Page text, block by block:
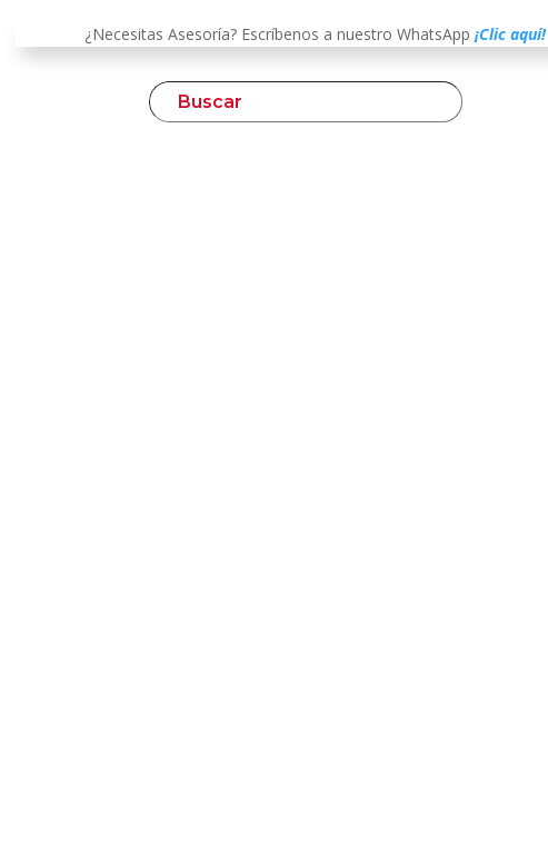
¿Necesitas Asesoría? Escríbenos a nuestro WhatsApp¡Clic aquí!